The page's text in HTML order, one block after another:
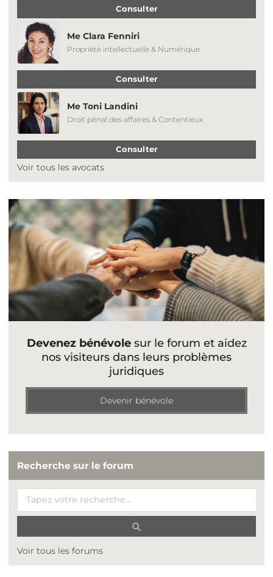
Consulter
Me Clara Fenniri
Propriété intellectuelle & Numérique
Consulter
Me Toni Landini
Droit pénal des affaires & Contentieux
Consulter
Voir tous les avocats
Devenez bénévolesur le forum et aidez
nos visiteurs dans leurs problèmes
juridiques
Devenir bénévole
Recherche sur le forum
Voir tous les forums